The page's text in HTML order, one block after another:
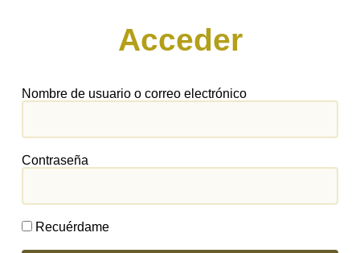
Acceder
Nombre de usuario o correo electrónico
Contraseña
Recuérdame